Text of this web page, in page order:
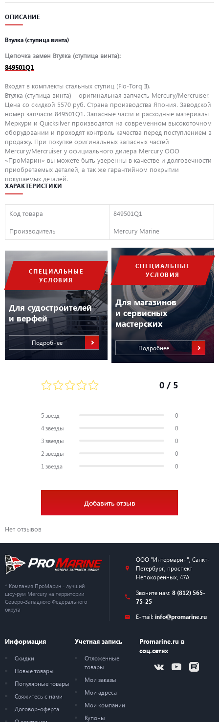
СПЕЦИАЛЬНЫЕ
УСЛОВИЯ
Для судостроителей
и верфей
Подробнее
СПЕЦИАЛЬНЫЕ
УСЛОВИЯ
Для магазинов
и сервисных
мастерских
Подробнее
ОПИСАНИЕ
Втулка (ступица винта)
Цепочка замен Втулка (ступица винта):
849501Q1
Входят в комплекты стальных ступиц (Flo-Torq II).
Втулка (ступица винта) – оригинальная запчасть Mercury/Mercruiser.
Цена со скидкой 5570 руб. Страна производства Япония. Заводской
номер запчасти 849501Q1. Запасные части и расходные материалы
Меркури и Quicksilver производятся на современном высокоточном
оборудовании и проходят контроль качества перед поступлением в
продажу. При покупке оригинальных запасных частей
Mercury/Mercruiser у официального дилера Mercury ООО
«ПроМарин» вы можете быть уверенны в качестве и долговечности
приобретаемых деталей, а так же гарантийном покрытии
покупаемых деталей.
ХАРАКТЕРИСТИКИ
Код товара 849501Q1
Производитель Mercury Marine
0 / 5
5 звезд
0
4 звезды
0
3 звезды
0
2 звезды
0
1 звезда
0
Добавить отзыв
Нет отзывов
* Компания ПроМарин - лучший
шоу-рум Mercury на территории
Северо-Западного Федерального
округа
ООО "Интермарин" Санкт-
Петербург, проспект
Непокоренных, 47А
Звоните нам: 8 (812) 565-
75-25
E-mail: info@promarine.ru
Информация
Скидки
Новые товары
Популярные товары
Свяжитесь с нами
Договор-оферта
Учетная запись
Отложенные
товары
Мои заказы
Мои адреса
Мои компании
Купоны
Promarine.ru в
соц.сетях